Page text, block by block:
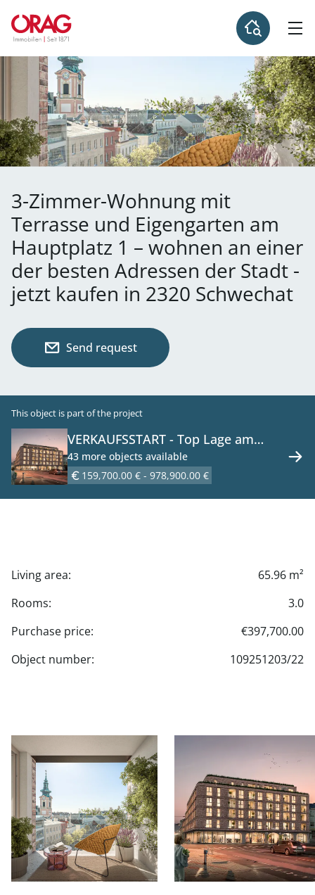
3-Zimmer-Wohnung mit
Terrasse und Eigengarten am
Hauptplatz 1 – wohnen an einer
der besten Adressen der Stadt -
jetzt kaufen in 2320 Schwechat
Send request
This object is part of the project
VERKAUFSSTART - Top Lage am
Hauptplatz 1 - Ihr Nummer-Eins-
Standort zum Leben und Arbeiten -
Wohnungen zu kaufen in 2320
43 more objects available
159,700.00 € - 978,900.00 €
Living area:
65.96 m²
Rooms:
3.0
Purchase price:
€397,700.00
Object number:
109251203/22